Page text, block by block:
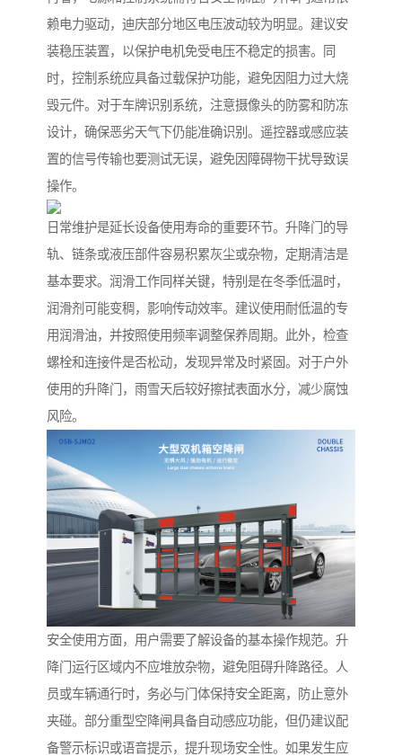
赖电力驱动，迪庆部分地区电压波动较为明显。建议安
装稳压装置，以保护电机免受电压不稳定的损害。同
时，控制系统应具备过载保护功能，避免因阻力过大烧
毁元件。对于车牌识别系统，注意摄像头的防雾和防冻
设计，确保恶劣天气下仍能准确识别。遥控器或感应装
置的信号传输也要测试无误，避免因障碍物干扰导致误
操作。
日常维护是延长设备使用寿命的重要环节。升降门的导
轨、链条或液压部件容易积累灰尘或杂物，定期清洁是
基本要求。润滑工作同样关键，特别是在冬季低温时，
润滑剂可能变稠，影响传动效率。建议使用耐低温的专
用润滑油，并按照使用频率调整保养周期。此外，检查
螺栓和连接件是否松动，发现异常及时紧固。对于户外
使用的升降门，雨雪天后较好擦拭表面水分，减少腐蚀
风险。
安全使用方面，用户需要了解设备的基本操作规范。升
降门运行区域内不应堆放杂物，避免阻碍升降路径。人
员或车辆通行时，务必与门体保持安全距离，防止意外
夹碰。部分重型空降闸具备自动感应功能，但仍建议配
备警示标识或语音提示，提升现场安全性。如果发生应